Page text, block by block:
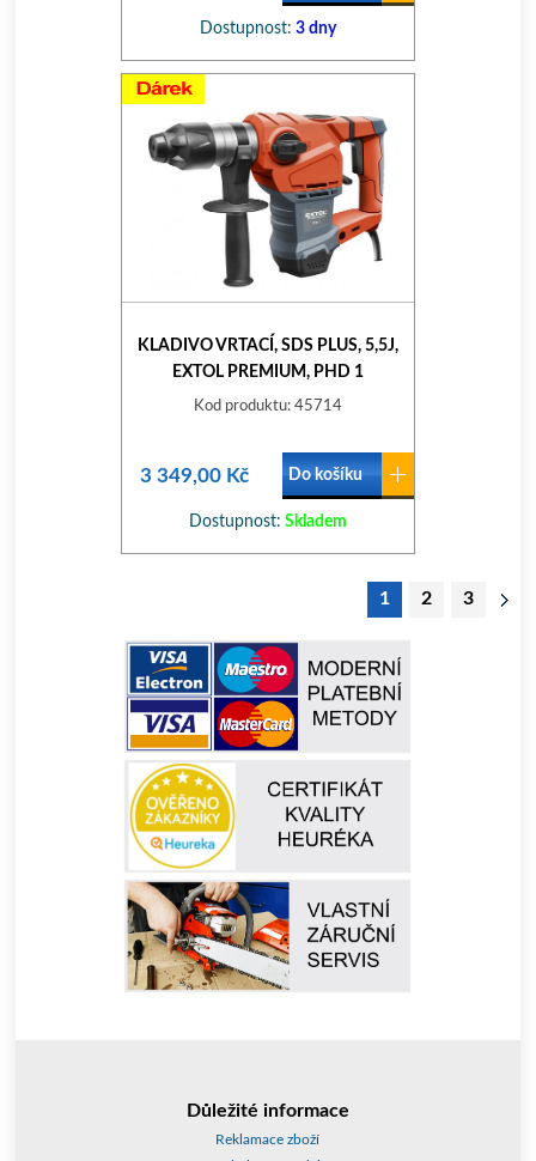
Dostupnost: 3 dny
KLADIVO VRTACÍ, SDS PLUS, 5,5J,
EXTOL PREMIUM, PHD 1
Kod produktu: 45714
3 349,00 Kč Do košíku
Dostupnost: Skladem
1 2 3
Důležité informace
Reklamace zboží